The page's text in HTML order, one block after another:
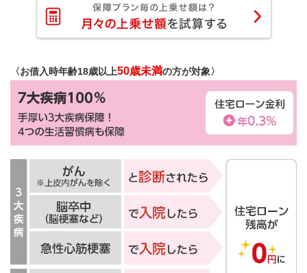
〈お借入時年齢18歳以上50歳未満の方が対象〉